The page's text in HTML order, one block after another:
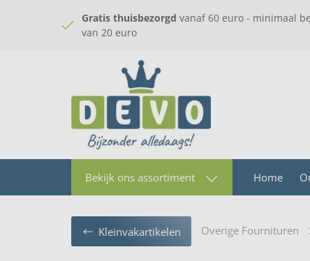
Gratis thuisbezorgd vanaf 60 euro - minimaal
van 20 euro
Bekijk ons assortiment Home
Kleinvakartikelen Overige Fournituren